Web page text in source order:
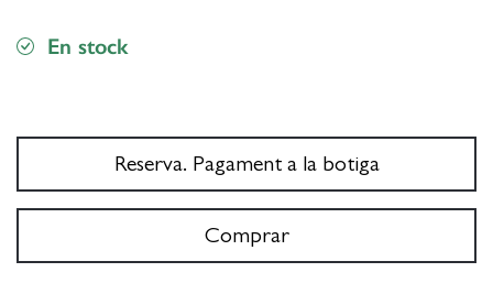
En stock
Reserva. Pagament a la botiga
Comprar